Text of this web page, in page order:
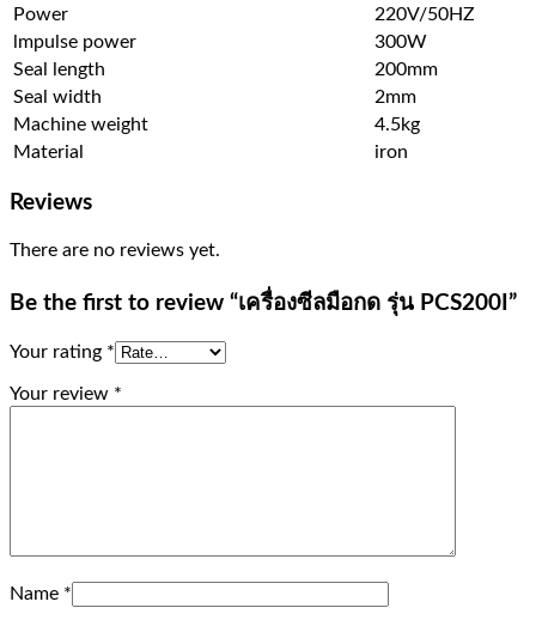
Power
220V/50HZ
lmpulse power
300W
Seal length
200mm
Seal width
2mm
Machine weight
4.5kg
Material
iron
Reviews
There are no reviews yet.
Be the first to review “เครื่องซีลมือกด รุ่น PCS200I”
Your rating *
Your review *
Name *